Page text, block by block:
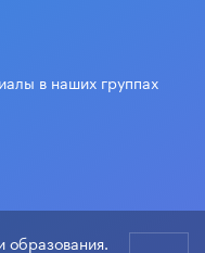
в наших группах